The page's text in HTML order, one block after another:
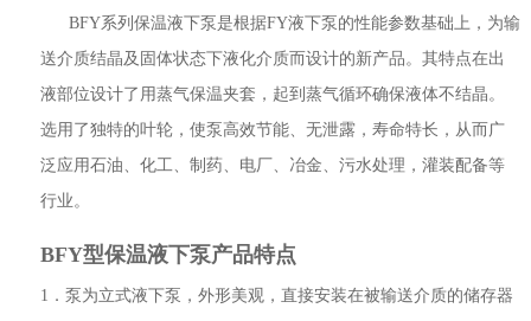
BFY系列保温液下泵是根据FY液下泵的性能参数基础上，为输
送介质结晶及固体状态下液化介质而设计的新产品。其特点在出
液部位设计了用蒸气保温夹套，起到蒸气循环确保液体不结晶。
选用了独特的叶轮，使泵高效节能、无泄露，寿命特长，从而广
泛应用石油、化工、制药、电厂、冶金、污水处理，灌装配备等
行业。
BFY型保温液下泵产品特点
1．泵为立式液下泵，外形美观，直接安装在被输送介质的储存器